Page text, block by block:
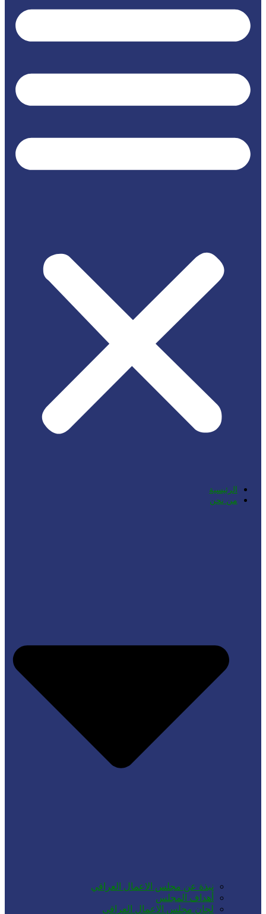
الرئيسية
من نحن
نبذة عن مجلس الاعمال العراقي
أهداف المجلس
لجان مجلس الاعمال العراقي